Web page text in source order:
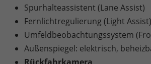
Spurhalteassistent (Lane Assist)
Fernlichtregulierung (Light Assist)
Umfeldbeobachtungssystem
Außenspiegel: elektrisch,
Rückfahrkamera